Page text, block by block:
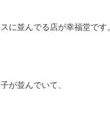
に並んでる店が幸福堂です
が並んでいて、